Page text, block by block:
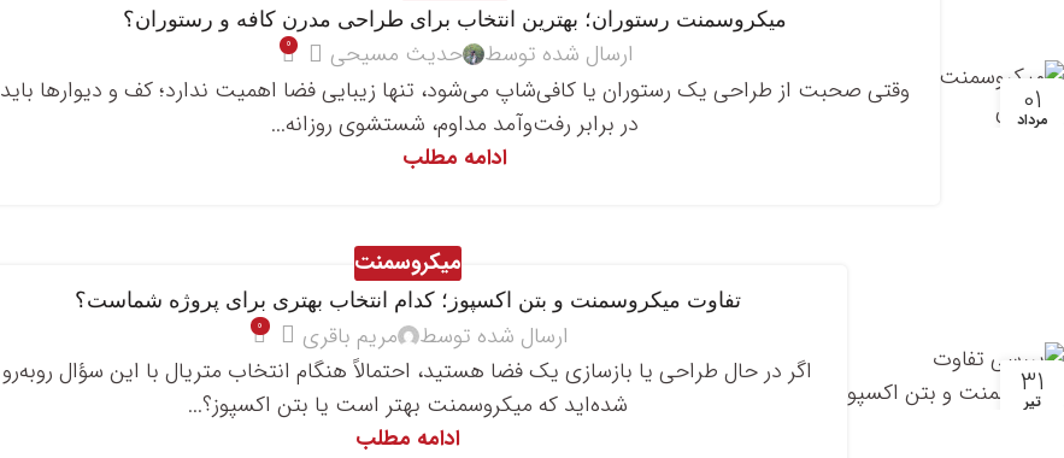
01
مرداد
میکروسمنت رستوران؛ بهترین انتخاب برای طراحی مدرن کافه و رستوران؟
ارسال شده توسط حدیث مسیحی 0
وقتی صحبت از طراحی یک رستوران یا کافی‌شاپ می‌شود، تنها زیبایی فضا اهمیت ندارد؛ کف و دیوارها باید
در برابر رفت‌وآمد مداوم، شستشوی روزانه...
ادامه مطلب
31
تیر
میکروسمنت
تفاوت میکروسمنت و بتن اکسپوز؛ کدام انتخاب بهتری برای پروژه شماست؟
ارسال شده توسط مریم باقری 0
اگر در حال طراحی یا بازسازی یک فضا هستید، احتمالاً هنگام انتخاب متریال با این سؤال روبه‌رو
شده‌اید که میکروسمنت بهتر است یا بتن اکسپوز؟...
ادامه مطلب